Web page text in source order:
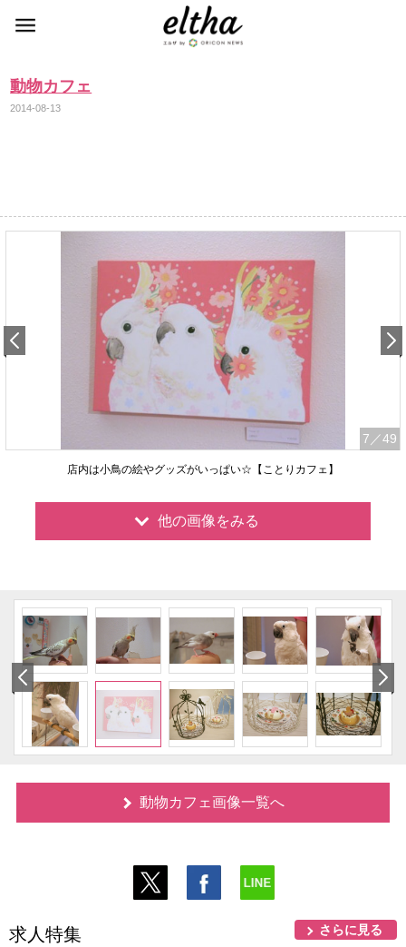
動物カフェ
2014-08-13
7 ／49
店内は小鳥の絵やグッズがいっぱい☆【ことりカフェ】
他の画像をみる
動物カフェ画像一覧へ
求人特集 さらに見る